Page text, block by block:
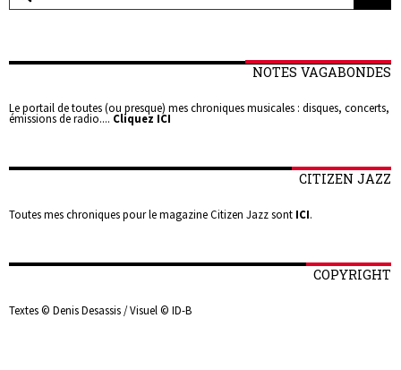
NOTES VAGABONDES
Le portail de toutes (ou presque) mes chroniques musicales : disques, concerts,
émissions de radio.... Cliquez ICI
CITIZEN JAZZ
Toutes mes chroniques pour le magazine Citizen Jazz sont ICI.
COPYRIGHT
Textes © Denis Desassis / Visuel © ID-B